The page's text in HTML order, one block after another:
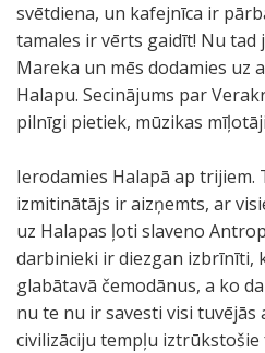
svētdiena, un kafejnīca ir
tamales ir vērts gaidīt! Nu tad
Mareka un mēs dodamies uz
Halapu. Secinājums par
pilnīgi pietiek, mūzikas
Ierodamies Halapā ap trijiem.
izmitinātājs ir aizņemts, ar
uz Halapas ļoti slaveno
darbinieki ir diezgan izbrīnīti,
glabātavā čemodānus, a ko
nu te nu ir savesti visi tuvējās
civilizāciju tempļu